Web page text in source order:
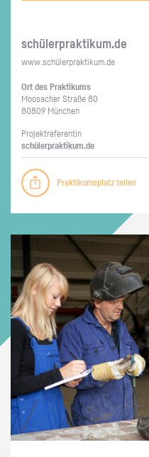
schü­ler­prak­ti­kum.de
www.​schüler​prak​tiku​m.​de
Ort des Prak­ti­kums
Moo­sa­cher Stra­ße 80
80809 Mün­chen
Pro­jekt­re­fe­ren­tin
schü­ler­prak­ti­kum.de
Praktikumsplatz teilen